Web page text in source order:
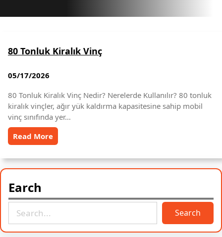
80 Tonluk Kiralık Vinç
05/17/2026
80 Tonluk Kiralık Vinç Nedir? Nerelerde Kullanılır? 80 tonluk
kiralık vinçler, ağır yük kaldırma kapasitesine sahip mobil
vinç sınıfında yer…
Read More
Earch
a
Search